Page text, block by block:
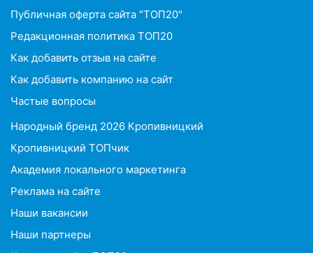
Публичная оферта сайта "ТОП20"
Редакционная политика ТОП20
Как добавить отзыв на сайте
Как добавить компанию на сайт
Частые вопросы
Народный бренд 2026 Кропивницкий
Кропивницкий ТОПчик
Академия локального маркетинга
Реклама на сайте
Наши вакансии
Наши партнеры